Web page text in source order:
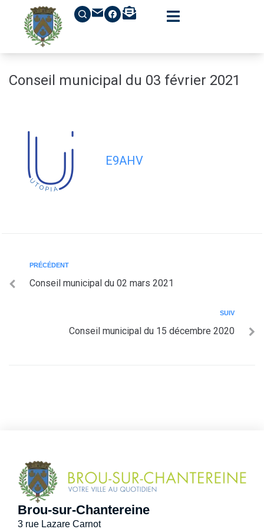
principal
Conseil municipal du 03 février 2021
E9AHV
PRÉCÉDENT
Conseil municipal du 02 mars 2021
SUIV
Conseil municipal du 15 décembre 2020
Brou-sur-Chantereine
3 rue Lazare Carnot